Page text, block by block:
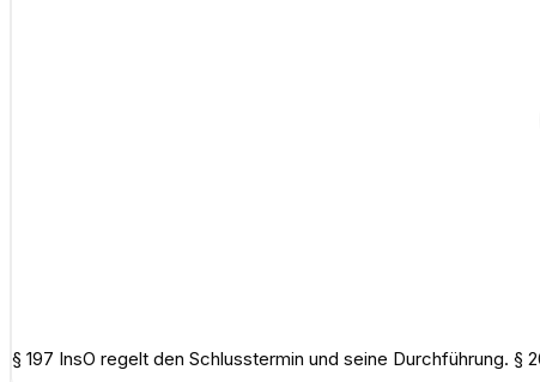
§ 197 InsO regelt den Schlusstermin und seine Durchführung.